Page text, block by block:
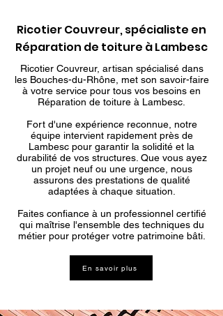
Ricotier Couvreur, spécialiste en
Réparation de toiture à Lambesc
Ricotier Couvreur, artisan spécialisé dans
les Bouches-du-Rhône, met son savoir-faire
à votre service pour tous vos besoins en
Réparation de toiture à Lambesc.
Fort d'une expérience reconnue, notre
équipe intervient rapidement près de
Lambesc pour garantir la solidité et la
durabilité de vos structures. Que vous ayez
un projet neuf ou une urgence, nous
assurons des prestations de qualité
adaptées à chaque situation.
Faites confiance à un professionnel certifié
qui maîtrise l'ensemble des techniques du
métier pour protéger votre patrimoine bâti.
En savoir plus